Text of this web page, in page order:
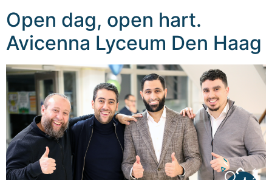
Open dag, open hart.
Avicenna Lyceum Den Haag